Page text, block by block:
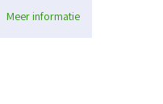
Meer informatie